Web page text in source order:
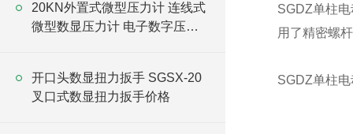
20KN外置式微型压力计 连线式
微型数显压力计 电子数字压力
开口头数显扭力扳手 SGSX-20
叉口式数显扭力扳手价格
SGDZ单柱
用了精密螺
SGDZ单柱